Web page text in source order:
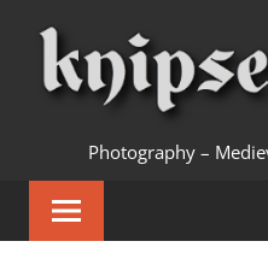
springen
Photography –